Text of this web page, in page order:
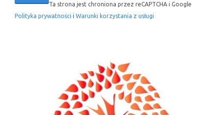
Ta strona jest chroniona przez reCAPTCHA i Google
Polityka prywatności i Warunki korzystania z usługi